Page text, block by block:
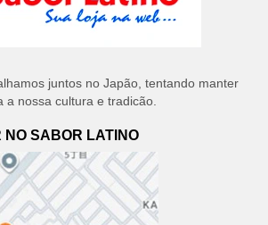
juntos no Japão, tentando manter
a nossa cultura e tradicão.
NO SABOR LATINO